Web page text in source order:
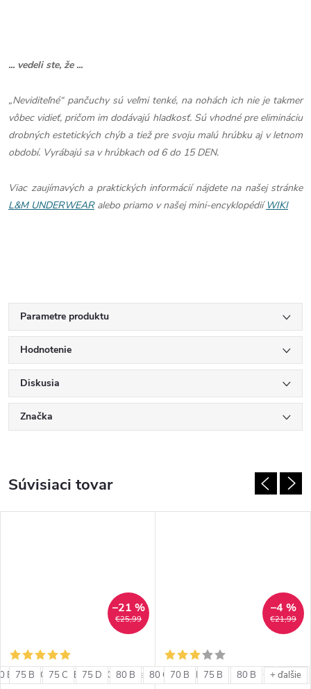
... vedeli ste, že ...
„Neviditeľné“ pančuchy sú veľmi tenké, na nohách ich nie je takmer
vôbec vidieť, pričom im dodávajú hladkosť. Sú vhodné pre elimináciu
drobných estetických chýb a tiež pre svoju malú hrúbku aj v letnom
období. Vyrábajú sa v hrúbkach od 6 do 15 DEN.
Viac zaujímavých a praktických informácií nájdete na našej stránke
L&M UNDERWEARalebo priamo v našej mini-encyklopédiíWIKI
Parametre produktu
Hodnotenie
Diskusia
Značka
Súvisiaci tovar
B 80 C 85 B 85 C + ďalšie
€25,99
–21 %
75 B 75 C 75 D 80 B 80 C 80 D 85 B 85 C 85 D
€21,99
–4 %
70 B 75 B 80 B + ďalšie